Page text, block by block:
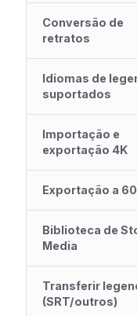
Conversão de
retratos
Idiomas de
suportados
Importação e
exportação 4K
Exportação a 60
Biblioteca de
Media
Transferir
(SRT/outros)